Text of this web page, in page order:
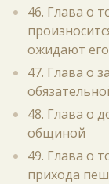
46. Глава о
ожидают
47. Глава о
48. Глава о
общиной
49. Глава о
прихода